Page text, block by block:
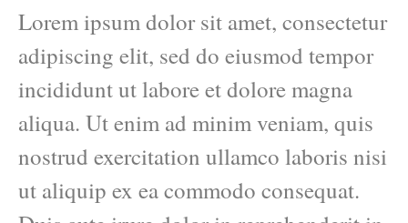
Lorem ipsum dolor sit amet, consectetur
adipiscing elit, sed do eiusmod tempor
incididunt ut labore et dolore magna
aliqua. Ut enim ad minim veniam, quis
nostrud exercitation ullamco laboris nisi
ut aliquip ex ea commodo consequat.